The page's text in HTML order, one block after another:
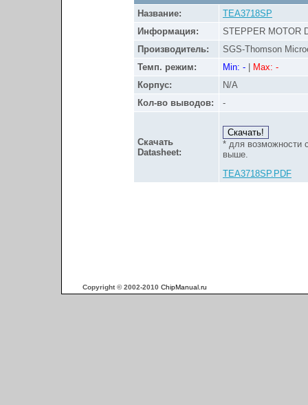
Название:
TEA3718SP
Информация:
STEPPER MOTOR
Производитель:
SGS-Thomson
Темп. режим:
Min: -
Max: -
Корпус:
N/A
Кол-во выводов:
-
Скачать
Datasheet:
* для возможности
выше.
TEA3718SP.PDF
Copyright © 2002-2010 ChipManual.ru